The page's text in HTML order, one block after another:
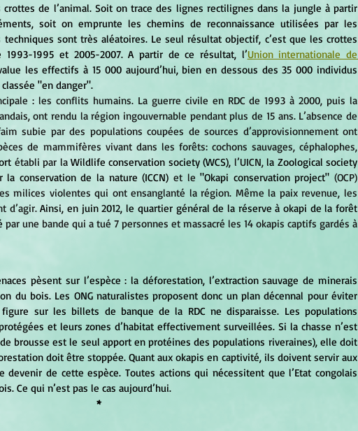
de l’animal. Soit on trace des lignes rectilignes dans la jungle à partir
soit on emprunte les chemins de reconnaissance utilisées par les
sont très aléatoires. Le seul résultat objectif, c’est que les crottes
1995 et 2005-2007. A partir de ce résultat, l’Union internationale de
les effectifs à 15 000 aujourd’hui, bien en dessous des 35 000 individus
"en danger".
: les conflits humains. La guerre civile en RDC de 1993 à 2000, puis la
ont rendu la région ingouvernable pendant plus de 15 ans. L’absence de
subie par des populations coupées de sources d’approvisionnement ont
de mammifères vivant dans les forêts: cochons sauvages, céphalophes,
établi par la Wildlife conservation society (WCS), l’UICN, la Zoological society
la conservation de la nature (ICCN) et le "Okapi conservation project" (OCP)
milices violentes qui ont ensanglanté la région. Même la paix revenue, les
d’agir. Ainsi, en juin 2012, le quartier général de la réserve à okapi de la forêt
par une bande qui a tué 7 personnes et massacré les 14 okapis captifs gardés à
pèsent sur l’espèce : la déforestation, l’extraction sauvage de minerais
du bois. Les ONG naturalistes proposent donc un plan décennal pour éviter
sur les billets de banque de la RDC ne disparaisse. Les populations
et leurs zones d’habitat effectivement surveillées. Si la chasse n’est
brousse est le seul apport en protéines des populations riveraines), elle doit
doit être stoppée. Quant aux okapis en captivité, ils doivent servir aux
de cette espèce. Toutes actions qui nécessitent que l’Etat congolais
Ce qui n’est pas le cas aujourd’hui.
*